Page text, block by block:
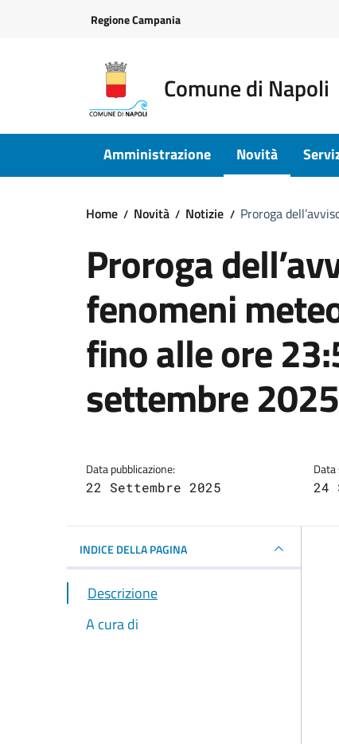
Regione Campania
Comune di Napoli
Amministrazione Novità
Home Novità Notizie Proroga
Proroga
fenomeni
fino alle ore
settembre 2025
Data pubblicazione:
22 Settembre 2025
Data
24
INDICE DELLA PAGINA
Descrizione
A cura di